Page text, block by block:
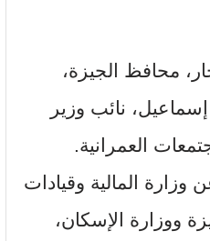
محافظ الجيزة،
نائب وزير
العمرانية.
المالية وقيادات
ووزارة الإسكان،